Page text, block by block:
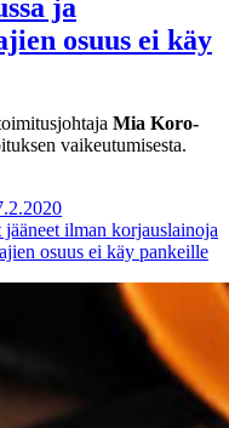
ja
osuus ei käy
Mia Koro-
vaikeutumisesta.
ilman korjauslainoja
osuus ei käy pankeille